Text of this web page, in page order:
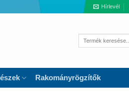
Hírlevél
Keresés
Rakományrögzítők